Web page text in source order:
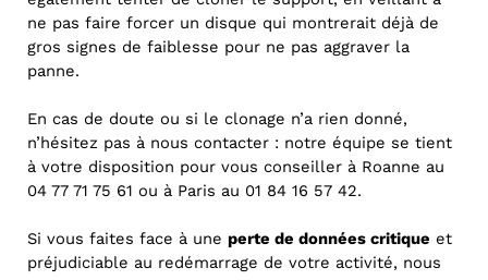
ne pas faire forcer un disque qui montrerait déjà de
gros signes de faiblesse pour ne pas aggraver la
panne.
En cas de doute ou si le clonage n’a rien donné,
n’hésitez pas à nous contacter : notre équipe se tient
à votre disposition pour vous conseiller à Roanne au
04 77 71 75 61 ou à Paris au 01 84 16 57 42.
Si vous faites face à une perte de données critique et
préjudiciable au redémarrage de votre activité, nous